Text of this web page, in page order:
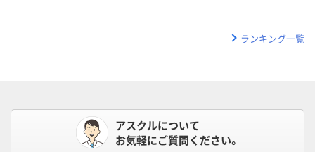
ランキング一覧
アスクルについて
お気軽にご質問ください。